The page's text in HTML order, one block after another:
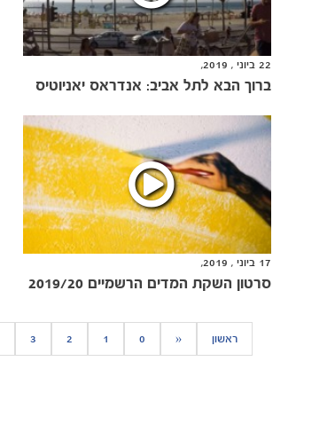
22 ביוני , 2019,
ברוך הבא לתל אביב: אנדראס יאניוטיס
17 ביוני , 2019,
סרטון השקת המדים הרשמיים 2019/20
ראשון «
0
1
2
3